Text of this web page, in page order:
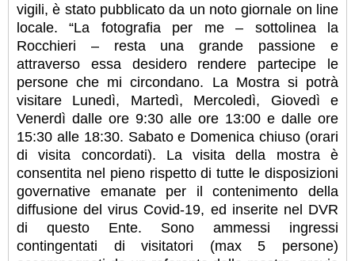
vigili, è stato pubblicato da un noto giornale on line
locale. “La fotografia per me – sottolinea la
Rocchieri – resta una grande passione e
attraverso essa desidero rendere partecipe le
persone che mi circondano. La Mostra si potrà
visitare Lunedì, Martedì, Mercoledì, Giovedì e
Venerdì dalle ore 9:30 alle ore 13:00 e dalle ore
15:30 alle 18:30. Sabato e Domenica chiuso (orari
di visita concordati). La visita della mostra è
consentita nel pieno rispetto di tutte le disposizioni
governative emanate per il contenimento della
diffusione del virus Covid-19, ed inserite nel DVR
di questo Ente. Sono ammessi ingressi
contingentati di visitatori (max 5 persone)